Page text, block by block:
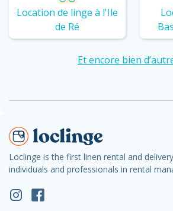
Location de linge à l'Ile
de Ré
Et encore bien
Loclinge is the first linen rental and
individuals and professionals in rental